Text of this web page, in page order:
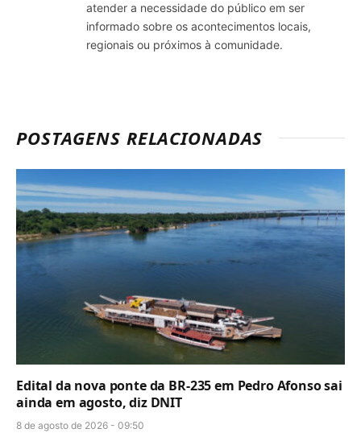
atender a necessidade do público em ser
informado sobre os acontecimentos locais,
regionais ou próximos à comunidade.
POSTAGENS RELACIONADAS
Edital da nova ponte da BR-235 em Pedro Afonso sai
ainda em agosto, diz DNIT
8 de agosto de 2026 - 09:50